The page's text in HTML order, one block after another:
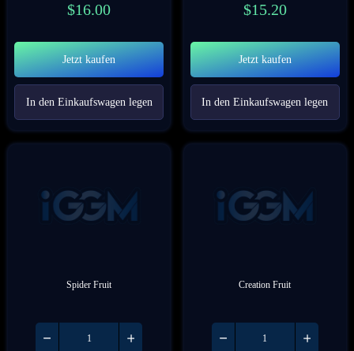
$16.00
Jetzt kaufen
In den Einkaufswagen legen
$15.20
Jetzt kaufen
In den Einkaufswagen legen
Spider Fruit Creation Fruit